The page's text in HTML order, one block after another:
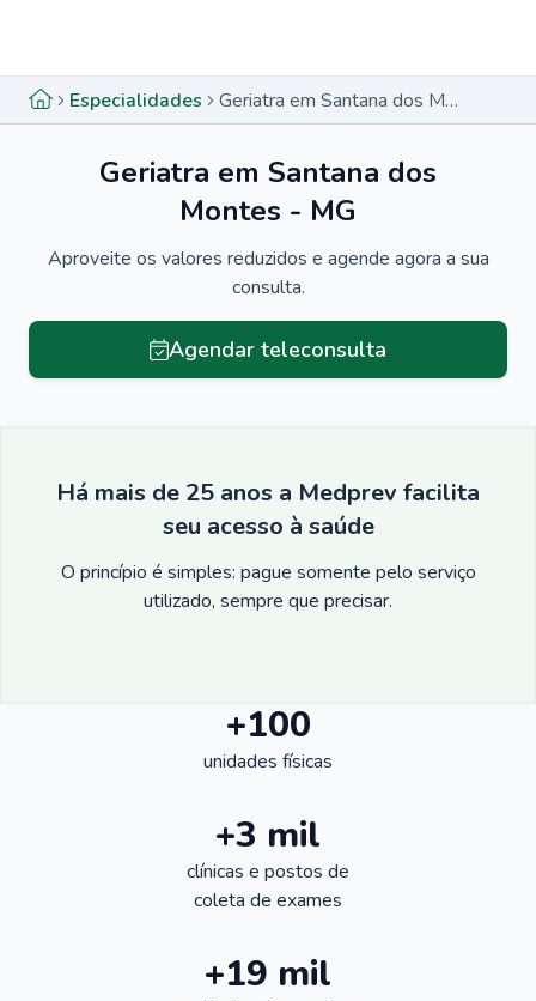
Especialidades Geriatra em Santana dos Montes - MG
Geriatra em Santana dos
Montes - MG
Aproveite os valores reduzidos e agende agora a sua
consulta.
Agendar teleconsulta
Há mais de 25 anos a Medprev facilita
seu acesso à saúde
O princípio é simples: pague somente pelo serviço
utilizado, sempre que precisar.
+100
unidades físicas
+3 mil
clínicas e postos de
coleta de exames
+19 mil